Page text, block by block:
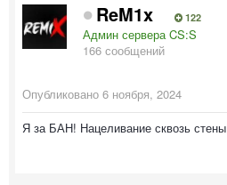
ReM1x 122
Админ сервера CS:S
166 сообщений
Опубликовано 6 ноября, 2024
Я за БАН! Нацеливание сквозь